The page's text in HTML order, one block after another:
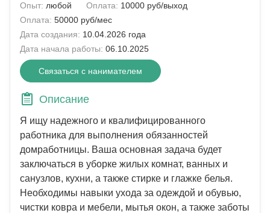
Опыт: любой Оплата: 10000 руб/выход
Оплата: 50000 руб/мес
Дата создания: 10.04.2026 года
Дата начала работы: 06.10.2025
Связаться с нанимателем
Описание
Я ищу надежного и квалифицированного
работника для выполнения обязанностей
домработницы. Ваша основная задача будет
заключаться в уборке жилых комнат, ванных и
санузлов, кухни, а также стирке и глажке белья.
Необходимы навыки ухода за одеждой и обувью,
чистки ковра и мебели, мытья окон, а также заботы